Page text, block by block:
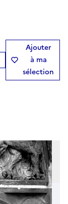
Ajouter
à ma
sélection